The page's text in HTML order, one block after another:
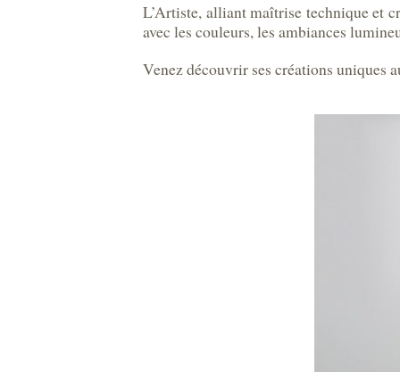
L’Artiste, alliant maîtrise technique et
avec les couleurs, les ambiances
Venez découvrir ses créations uniques